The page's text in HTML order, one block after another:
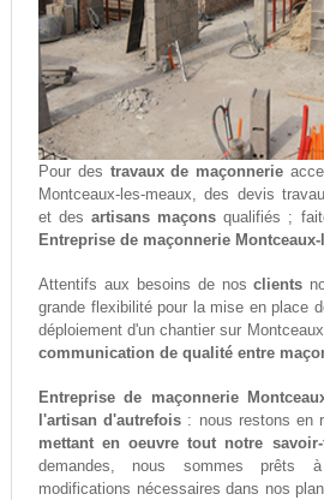
Pour des travaux de maçonnerie
Montceaux-les-meaux, des devis
et desartisans maçons qualifiés ;
Entreprise de maçonnerie
Attentifs aux besoins de nosclients
grande flexibilité pour la mise en place
déploiement d'un chantier sur
communication de qualité entre
Entreprise de maçonnerie
l'artisan d'autrefois : nous restons en
mettant en oeuvre tout notre savoir-
demandes, nous sommes prêts
modifications nécessaires dans nos